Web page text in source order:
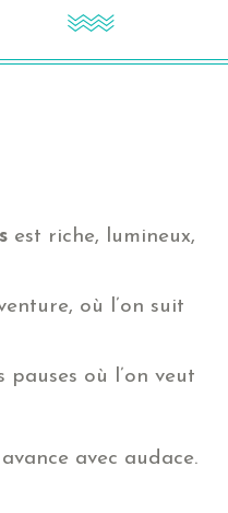
est riche, lumineux,
où l’on suit
où l’on veut
avec audace.